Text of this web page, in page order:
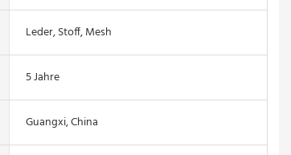
Leder, Stoff, Mesh
5 Jahre
Guangxi, China